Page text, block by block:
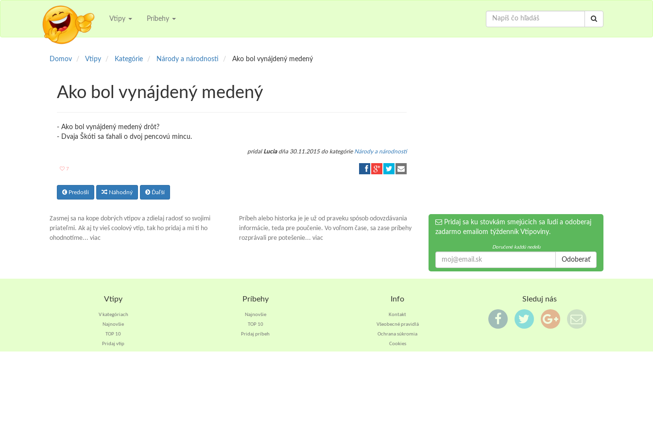
Vtipy Príbehy
Domov Vtipy Kategórie Národy a národnosti Ako bol vynájdený medený
Ako bol vynájdený medený
- Ako bol vynájdený medený drôt?
- Dvaja Škóti sa ťahali o dvoj pencovú mincu.
pridal Luciadňa 30.11.2015 do kategórie Národy a národnosti
7
Predošlí Náhodný Ďaľší
Zasmej sa na kope dobrých vtipov a zdielaj radosť so svojimi
priateľmi. Ak aj ty vieš coolový vtip, tak ho pridaj a mi ti ho
ohodnotíme... viac
Príbeh alebo historka je je už od praveku spósob odovzdávania
informácie, teda pre poučenie. Vo voľnom čase, sa zase príbehy
rozprávali pre potešenie... viac
Pridaj sa ku stovkám smejúcich sa ľudí a odoberaj
zadarmo emailom týždenník Vtipoviny.
Doručené každú nedeľu
Odoberať
Vtipy
V kategóriach
Najnovšie
TOP 10
Pridaj vtip
Príbehy
Najnovšie
TOP 10
Pridaj príbeh
Info
Kontakt
Všeobecné pravidlá
Ochrana súkromia
Cookies
Sleduj nás